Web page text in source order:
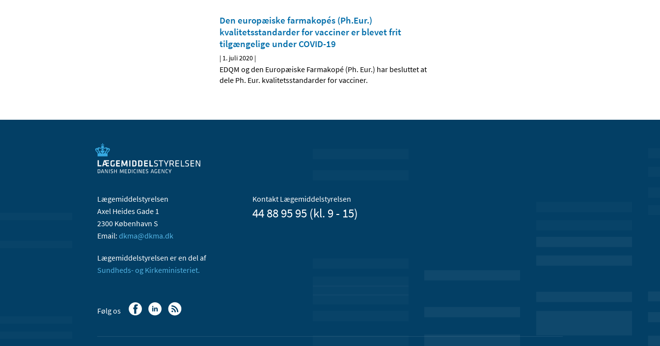
Den europæiske farmakopés (Ph.Eur.)
kvalitetsstandarder for vacciner er blevet frit
tilgængelige under COVID-19
| 1. juli 2020 |
EDQM og den Europæiske Farmakopé (Ph. Eur.) har besluttet at
dele Ph. Eur. kvalitetsstandarder for vacciner.
Lægemiddelstyrelsen
Axel Heides Gade 1
2300 København S
Email: dkma@dkma.dk
Lægemiddelstyrelsen er en del af
Sundheds- og Kirkeministeriet.
Kontakt Lægemiddelstyrelsen
44 88 95 95 (kl. 9 - 15)
Følg os